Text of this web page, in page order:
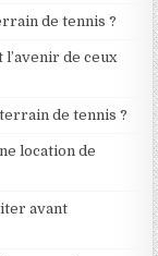
de tennis ?
de ceux
de tennis ?
location de
avant